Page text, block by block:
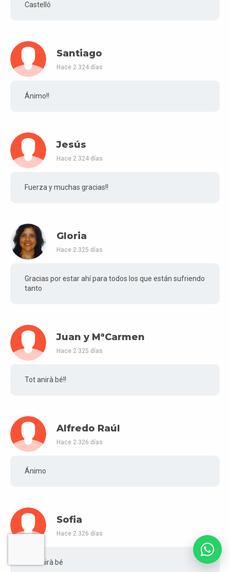
Castelló
Santiago
Hace 2.324 días
Ánimo!!
Jesús
Hace 2.324 días
Fuerza y muchas gracias!!
Gloria
Hace 2.325 días
Gracias por estar ahí para todos los que están sufriendo
tanto
Juan y MªCarmen
Hace 2.325 días
Tot anirà bé!!
Alfredo Raúl
Hace 2.326 días
Ánimo
Sofia
Hace 2.326 días
Tot anirà bé